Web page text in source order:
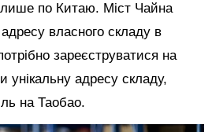
лише по Китаю. Міст Чайна
власного складу в
зареєструватися на
унікальну адресу складу,
на Таобао.